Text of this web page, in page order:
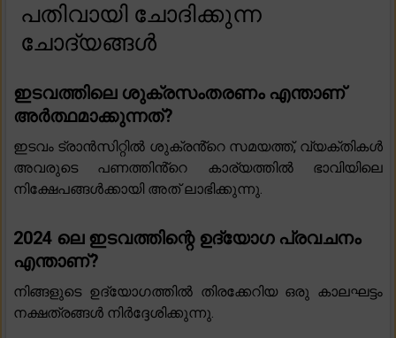
പതിവായി ചോദിക്കുന്ന
ചോദ്യങ്ങൾ
ഇടവത്തിലെ ശുക്രസംതരണം എന്താണ്
അർത്ഥമാക്കുന്നത്?
ഇടവം ട്രാൻസിറ്റിൽ ശുക്രൻ്റെ സമയത്ത്, വ്യക്തികൾ
അവരുടെ പണത്തിൻ്റെ കാര്യത്തിൽ ഭാവിയിലെ
നിക്ഷേപങ്ങൾക്കായി അത് ലാഭിക്കുന്നു.
2024 ലെ ഇടവത്തിന്റെ ഉദ്യോഗ പ്രവചനം
എന്താണ്?
നിങ്ങളുടെ ഉദ്യോഗത്തിൽ തിരക്കേറിയ ഒരു കാലഘട്ടം
നക്ഷത്രങ്ങൾ നിർദ്ദേശിക്കുന്നു.